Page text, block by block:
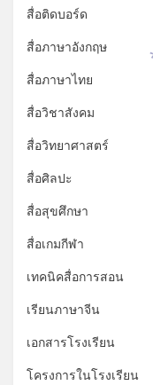
สื่อติดบอร์ด
สื่อภาษาอังกฤษ
สื่อภาษาไทย
สื่อวิชาสังคม
สื่อวิทยาศาสตร์
สื่อศิลปะ
สื่อสุขศึกษา
สื่อเกมกีฬา
เทคนิคสื่อการสอน
เรียนภาษาจีน
เอกสารโรงเรียน
โครงการในโรงเรียน